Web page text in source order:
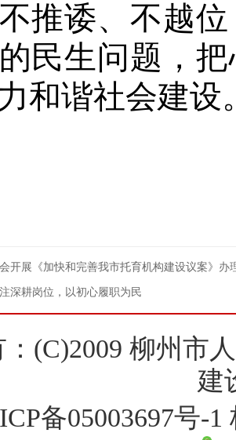
推诿、不越
民生问题，
和谐社会建设
开展《加快和完善我市托育机构建设议案》
深耕岗位，以初心履职为民
(C)2009 柳州市
建
备05003697号-1